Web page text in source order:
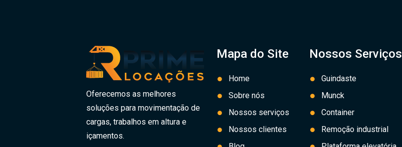
Oferecemos as melhores
soluções para movimentação de
cargas, trabalhos em altura e
içamentos.
Mapa do Site
Home
Sobre nós
Nossos serviços
Nossos clientes
Nossos Serviços
Guindaste
Munck
Container
Remoção industrial